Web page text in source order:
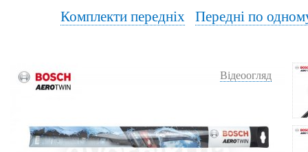
Комплекти передніх Передні по
Відеоогляд